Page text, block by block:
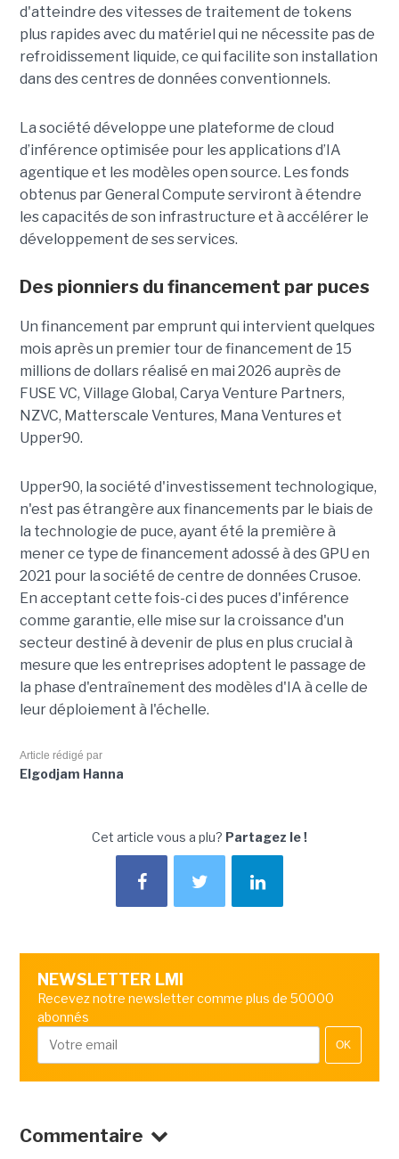
d'atteindre des vitesses de traitement de tokens
plus rapides avec du matériel qui ne nécessite pas de
refroidissement liquide, ce qui facilite son installation
dans des centres de données conventionnels.
La société développe une plateforme de cloud
d’inférence optimisée pour les applications d’IA
agentique et les modèles open source. Les fonds
obtenus par General Compute serviront à étendre
les capacités de son infrastructure et à accélérer le
développement de ses services.
Des pionniers du financement par puces
Un financement par emprunt qui intervient quelques
mois après un premier tour de financement de 15
millions de dollars réalisé en mai 2026 auprès de
FUSE VC, Village Global, Carya Venture Partners,
NZVC, Matterscale Ventures, Mana Ventures et
Upper90.
Upper90, la société d'investissement technologique,
n'est pas étrangère aux financements par le biais de
la technologie de puce, ayant été la première à
mener ce type de financement adossé à des GPU en
2021 pour la société de centre de données Crusoe.
En acceptant cette fois-ci des puces d'inférence
comme garantie, elle mise sur la croissance d'un
secteur destiné à devenir de plus en plus crucial à
mesure que les entreprises adoptent le passage de
la phase d'entraînement des modèles d'IA à celle de
leur déploiement à l'échelle.
Article rédigé par
Elgodjam Hanna
Cet article vous a plu? Partagez le !
NEWSLETTER LMI
Recevez notre newsletter comme plus de 50000
abonnés
OK
Commentaire